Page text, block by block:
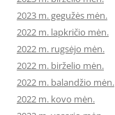
2023 m. gegužės mėn.
2022 m. lapkričio mėn.
2022 m. rugsėjo mėn.
2022 m. birželio mėn.
2022 m. balandžio mėn.
2022 m. kovo mėn.